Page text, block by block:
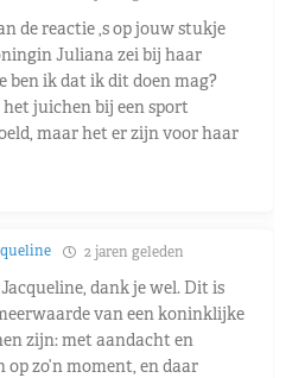
de reactie ,s op jouw stukje
Juliana zei bij haar
ben ik dat ik dit doen mag?
juichen bij een sport
maar het er zijn voor haar
2 jaren geleden
dank je wel. Dit is
van een koninklijke
zijn: met aandacht en
zo’n moment, en daar